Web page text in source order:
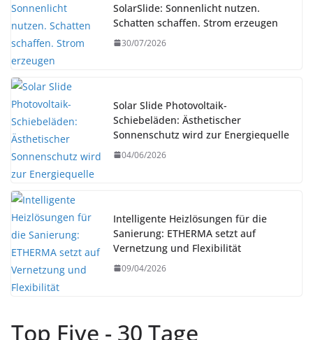
SolarSlide: Sonnenlicht nutzen.
Schatten schaffen. Strom erzeugen
30/07/2026
Solar Slide Photovoltaik-
Schiebeläden: Ästhetischer
Sonnenschutz wird zur Energiequelle
04/06/2026
Intelligente Heizlösungen für die
Sanierung: ETHERMA setzt auf
Vernetzung und Flexibilität
09/04/2026
Top Five - 30 Tage